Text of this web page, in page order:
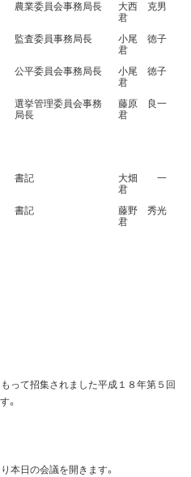
農業委員会事務局長
大西 克男
君
監査委員事務局長
小尾 徳子
君
公平委員会事務局長
小尾 徳子
君
選挙管理委員会事務
局長
藤原 良一
君
書記
大畑 一
君
書記
藤野 秀光
君
って招集されました平成１８年第５回
。
本日の会議を開きます。